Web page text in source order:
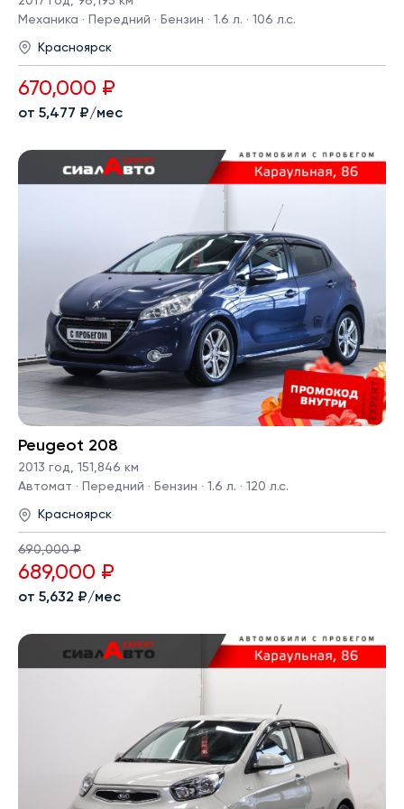
Механика · Передний · Бензин · 1.6 л. · 106 л.с.
Красноярск
670,000 ₽
от 5,477 ₽/мес
Peugeot 208
2013 год, 151,846 км
Автомат · Передний · Бензин · 1.6 л. · 120 л.с.
Красноярск
690,000 ₽
689,000 ₽
от 5,632 ₽/мес